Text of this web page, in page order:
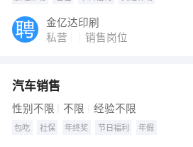
金亿达印刷
私营
销售岗位
汽车销售
性别不限 不限 经验不限
包吃 社保 年终奖 节日福利 年假